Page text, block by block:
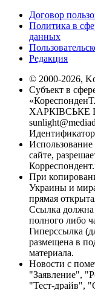
Договор
Политика в
данных
Редакция
© 2000-2026,
Субъект в
ХАРКІВСЬКЕ
сайте,
При
Украины и
прямая
Ссылка должна
полного либо
Гиперссылка
размещена в
материала.
Новости с
"Заявление",
"Тест-драйв",